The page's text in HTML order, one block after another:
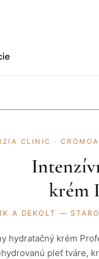
CLINIC ·
krém
A DEKOLT —
hydratačný krém
pleť tváre,